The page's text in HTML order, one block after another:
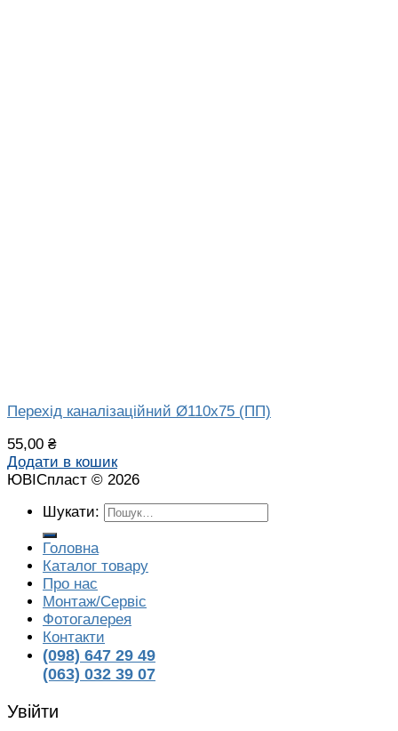
Перехід каналізаційний Ø110х75 (ПП)
55,00 ₴
Додати в кошик
ЮВІСпласт © 2026
Шукати:
Головна
Каталог товару
Про нас
Монтаж/Сервіс
Фотогалерея
Контакти
(098) 647 29 49
(063) 032 39 07
Увійти